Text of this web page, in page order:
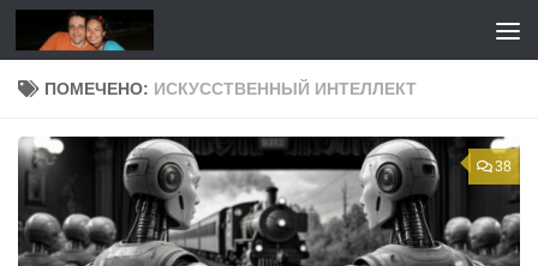
Перейти к содержимому
ПОМЕЧЕНО: ИСКУССТВЕННЫЙ ИНТЕЛЛЕКТ
38